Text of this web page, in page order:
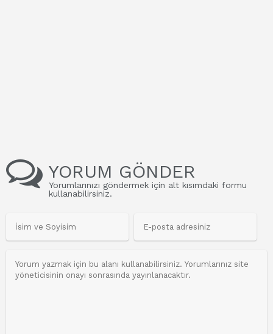
YORUM GÖNDER
Yorumlarınızı göndermek için alt kısımdaki formu
kullanabilirsiniz.